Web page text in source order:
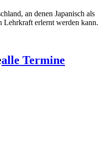
an denen Japanisch als
Lehrkraft erlernt werden kann.
alle Termine